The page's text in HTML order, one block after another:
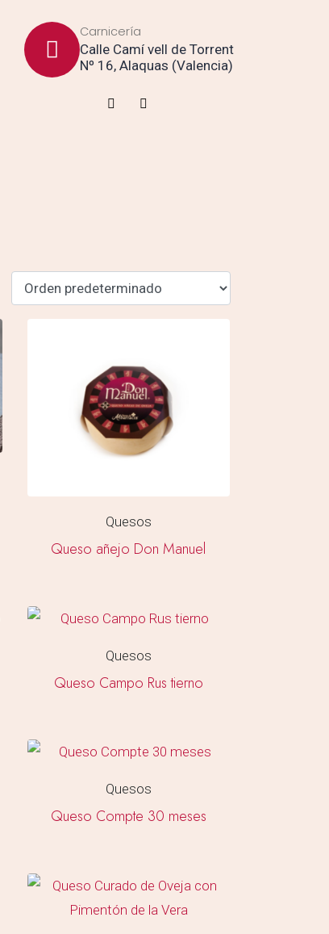
Carnicería
Calle Camí vell de Torrent
Nº 16, Alaquas (Valencia)
Quesos
Queso añejo Don Manuel
Quesos
Queso Campo Rus tierno
Quesos
Queso Compte 30 meses